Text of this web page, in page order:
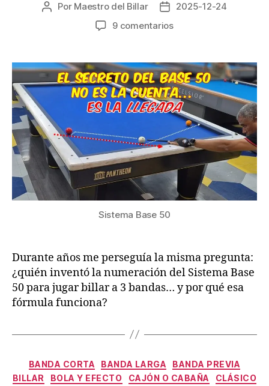
Autor
Por Maestro del Billar
Fecha2025-12-24
9 comentariosen
FUNCIONA?
“Ataque
=
Salida
–
Llegada”
en
el
Sistema
Base
50
Bandas
Sistema Base 50
Durante años me perseguía la misma pregunta:
¿quién inventó la numeración del Sistema Base
50 para jugar billar a 3 bandas… y por qué esa
fórmula funciona?
Categorías
BANDA CORTA BANDA LARGA
BANDA PREVIA
BILLAR
BOLA Y EFECTO CAJÓN O CABAÑA
CLÁSICO